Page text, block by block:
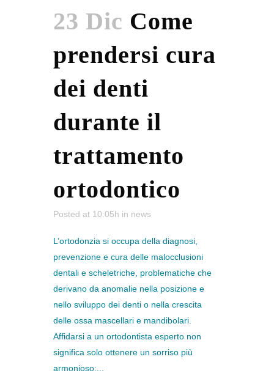
23 Dic Come
prendersi cura
dei denti
durante il
trattamento
ortodontico
Posted at 10:05h in news
L’ortodonzia si occupa della diagnosi,
prevenzione e cura delle malocclusioni
dentali e scheletriche, problematiche che
derivano da anomalie nella posizione e
nello sviluppo dei denti o nella crescita
delle ossa mascellari e mandibolari.
Affidarsi a un ortodontista esperto non
significa solo ottenere un sorriso più
armonioso:...